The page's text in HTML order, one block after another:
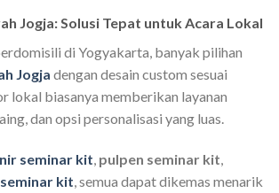
Jogja: Solusi Tepat untuk Acara Lokal
di Yogyakarta, banyak pilihan
Jogja dengan desain custom sesuai
lokal biasanya memberikan layanan
dan opsi personalisasi yang luas.
seminar kit pulpen seminar kit
kit , semua dapat dikemas menarik